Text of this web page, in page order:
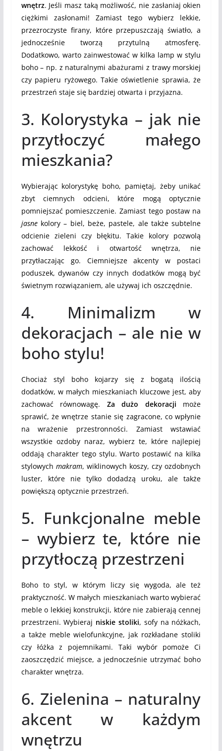
wnętrz. Jeśli masz taką możliwość, nie zasłaniaj okien
ciężkimi zasłonami! Zamiast tego wybierz lekkie,
przezroczyste firany, które przepuszczają światło, a
jednocześnie tworzą przytulną atmosferę.
Dodatkowo, warto zainwestować w kilka lamp w stylu
boho – np. z naturalnymi abażurami z trawy morskiej
czy papieru ryżowego. Takie oświetlenie sprawia, że
przestrzeń staje się bardziej otwarta i przyjazna.
3. Kolorystyka – jak nie
przytłoczyć małego
mieszkania?
Wybierając kolorystykę boho, pamiętaj, żeby unikać
zbyt ciemnych odcieni, które mogą optycznie
pomniejszać pomieszczenie. Zamiast tego postaw na
jasnekolory – biel, beże, pastele, ale także subtelne
odcienie zieleni czy błękitu. Takie kolory pozwolą
zachować lekkość i otwartość wnętrza, nie
przytłaczając go. Ciemniejsze akcenty w postaci
poduszek, dywanów czy innych dodatków mogą być
świetnym rozwiązaniem, ale używaj ich oszczędnie.
4. Minimalizm w
dekoracjach – ale nie w
boho stylu!
Chociaż styl boho kojarzy się z bogatą ilością
dodatków, w małych mieszkaniach kluczowe jest, aby
zachować równowagę. Za dużo dekoracji może
sprawić, że wnętrze stanie się zagracone, co wpłynie
na wrażenie przestronności. Zamiast wstawiać
wszystkie ozdoby naraz, wybierz te, które najlepiej
oddają charakter tego stylu. Warto postawić na kilka
stylowych makram, wiklinowych koszy, czy ozdobnych
luster, które nie tylko dodadzą uroku, ale także
powiększą optycznie przestrzeń.
5. Funkcjonalne meble
– wybierz te, które nie
przytłoczą przestrzeni
Boho to styl, w którym liczy się wygoda, ale też
praktyczność. W małych mieszkaniach warto wybierać
meble o lekkiej konstrukcji, które nie zabierają cennej
przestrzeni. Wybieraj niskie stoliki, sofy na nóżkach,
a także meble wielofunkcyjne, jak rozkładane stoliki
czy łóżka z pojemnikami. Taki wybór pomoże Ci
zaoszczędzić miejsce, a jednocześnie utrzymać boho
charakter wnętrza.
6. Zielenina – naturalny
akcent w każdym
wnętrzu